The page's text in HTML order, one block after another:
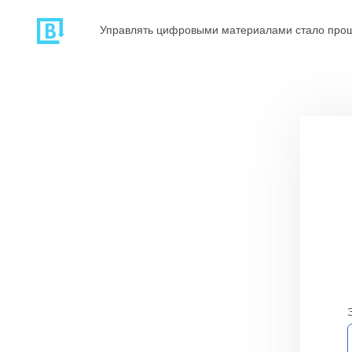
Управлять цифровыми материалами стало